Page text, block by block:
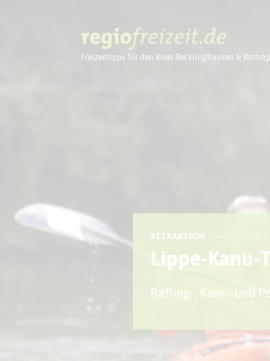
Freizeittipps für den Kreis Recklinghausen & Bottrop
ATTRAKTION
Lippe-Kanu-
Rafting-, Kanu- und